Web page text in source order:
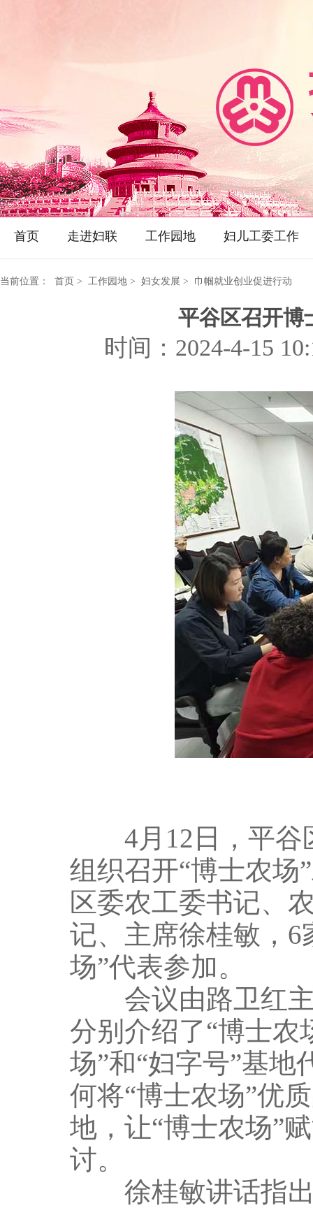
首页 走进妇联 工作园地 妇儿工委工作
当前位置： 首页 > 工作园地 > 妇女发展 > 巾帼就业创业促进行动
平谷区召开博
时间：2024-4-15
4月12日，平谷
组织召开“博士农场
区委农工委书记、
记、主席徐桂敏，6
场”代表参加。
会议由路卫红主
分别介绍了“博士农
场”和“妇字号”基
何将“博士农场”优
地，让“博士农场”
讨。
徐桂敏讲话指